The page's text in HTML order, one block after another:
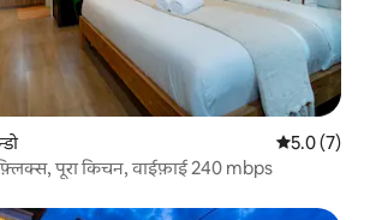
औसत रेटिंग 5
5.0 (7)
पूरा किचन, वाईफ़ाई 240 mbps